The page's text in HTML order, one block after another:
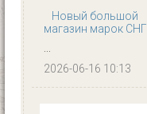
Новый большой
магазин марок СНГ
...
2026-06-16 10:13